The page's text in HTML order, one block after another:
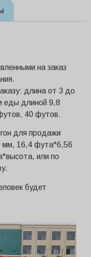
на заказ
длина от 3 до
еды длиной 9,8
40 футов.
для продажи
мм, 16,4 фута*6,56
или по
будет